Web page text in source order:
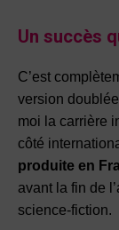
Un succès
C’est
version
moi la carrière
côté
produite en
avant la fin de
science-fiction.